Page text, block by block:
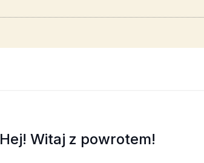
Hej! Witaj z powrotem!